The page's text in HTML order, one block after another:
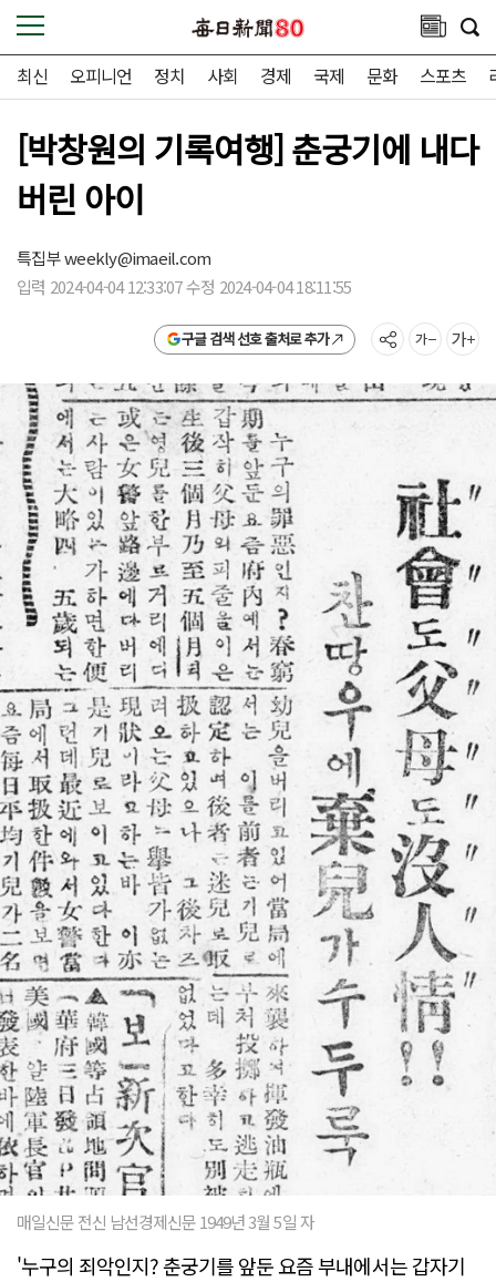
최신 오피니언 정치 사회 경제 국제 문화 스포츠
[박창원의 기록여행] 춘궁기에 내다
버린 아이
특집부weekly@imaeil.com
입력 2024-04-04 12:33:07 수정 2024-04-04 18:11:55
구글 검색 선호 출처로 추가
매일신문 전신 남선경제신문 1949년 3월 5일 자
'누구의 죄악인지? 춘궁기를 앞둔 요즘 부내에서는 갑자기